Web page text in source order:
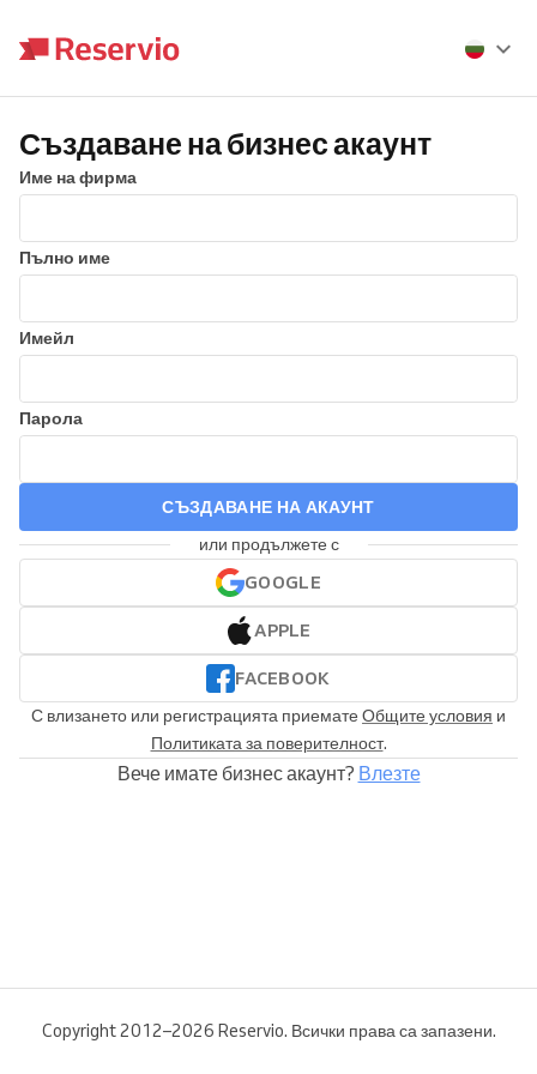
Създаване на бизнес акаунт
Име на фирма
Пълно име
Имейл
Парола
СЪЗДАВАНЕ НА АКАУНТ
или продължете с
GOOGLE
APPLE
FACEBOOK
С влизането или регистрацията приемате Общите условия и
Политиката за поверителност.
Вече имате бизнес акаунт? Влезте
Copyright 2012–2026 Reservio. Всички права са запазени.